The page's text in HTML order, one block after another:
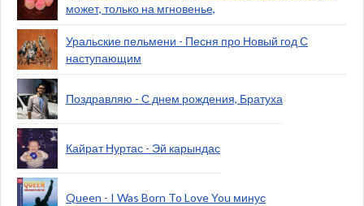
может, только на мгновенье,
Уральские пельмени - Песня про Новый год С
наступающим
Поздравляю - С днем рождения, Братуха
Кайрат Нуртас - Эй карындас
Queen - I Was Born To Love You минус